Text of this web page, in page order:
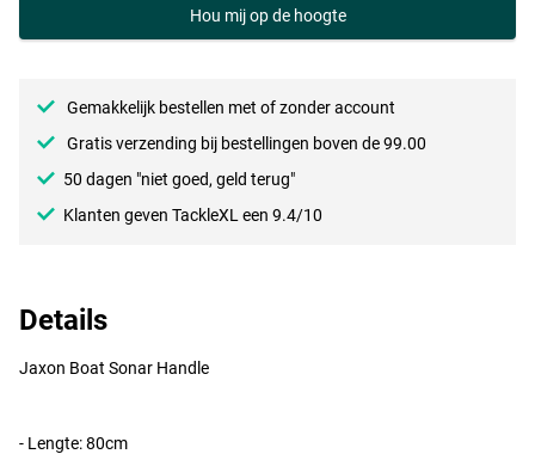
Hou mij op de hoogte
Gemakkelijk bestellen met of zonder account
Gratis verzending bij bestellingen boven de 99.00
50 dagen "niet goed, geld terug"
Klanten geven TackleXL een 9.4/10
Details
Jaxon Boat Sonar Handle
- Lengte: 80cm